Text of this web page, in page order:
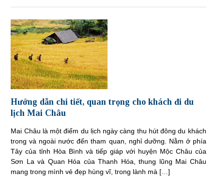
Hướng dẫn chi tiết, quan trọng cho khách đi du
lịch Mai Châu
Mai Châu là một điểm du lịch ngày càng thu hút đông du khách
trong và ngoài nước đến tham quan, nghỉ dưỡng. Nằm ở phía
Tây của tỉnh Hòa Bình và tiếp giáp với huyện Mộc Châu của
Sơn La và Quan Hóa của Thanh Hóa, thung lũng Mai Châu
mang trong mình vẻ đẹp hùng vĩ, trong lành mà […]